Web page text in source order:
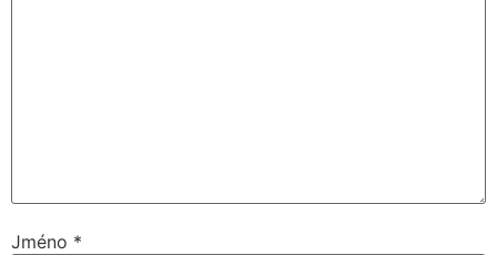
Jméno *